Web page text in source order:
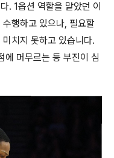
. 1옵션 역할을 맡았던 이
행하고 있으나, 필요할
치지 못하고 있습니다.
에 머무르는 등 부진이 심